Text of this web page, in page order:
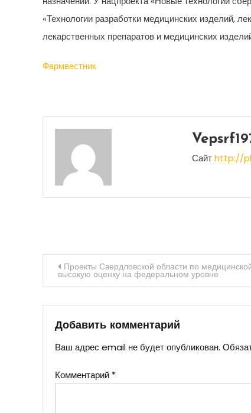
«Технологии разработки медицинских изделий,
лекарственных препаратов и медицинских
Фармвестник
Сайт http://
Навигация
по
записям
Проекты Свердловской области по
высокую оценку на федеральном уровне
Добавить комментарий
Ваш адрес email не будет опубликован.
Комментарий *